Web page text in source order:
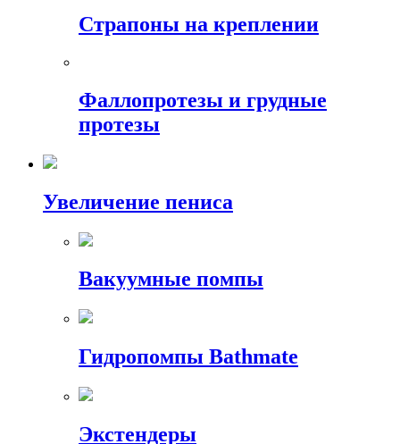
Страпоны на креплении
Фаллопротезы и грудные
протезы
Увеличение пениса
Вакуумные помпы
Гидропомпы Bathmate
Экстендеры